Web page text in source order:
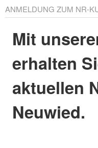
ANMELDUNG ZUM NR-
Mit
erhalten
aktuellen
Neuwied.